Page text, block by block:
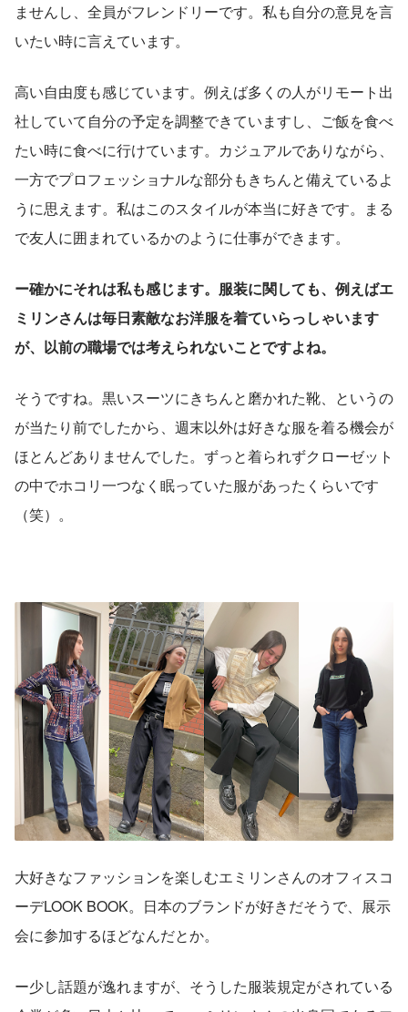
ませんし、全員がフレンドリーです。私も自分の意見を言
いたい時に言えています。
高い自由度も感じています。例えば多くの人がリモート出
社していて自分の予定を調整できていますし、ご飯を食べ
たい時に食べに行けています。カジュアルでありながら、
一方でプロフェッショナルな部分もきちんと備えているよ
うに思えます。私はこのスタイルが本当に好きです。まる
で友人に囲まれているかのように仕事ができます。
ー確かにそれは私も感じます。服装に関しても、例えばエ
ミリンさんは毎日素敵なお洋服を着ていらっしゃいます
が、以前の職場では考えられないことですよね。
そうですね。黒いスーツにきちんと磨かれた靴、というの
が当たり前でしたから、週末以外は好きな服を着る機会が
ほとんどありませんでした。ずっと着られずクローゼット
の中でホコリ一つなく眠っていた服があったくらいです
（笑）。
大好きなファッションを楽しむエミリンさんのオフィスコ
ーデLOOK BOOK。日本のブランドが好きだそうで、展示
会に参加するほどなんだとか。
ー少し話題が逸れますが、そうした服装規定がされている